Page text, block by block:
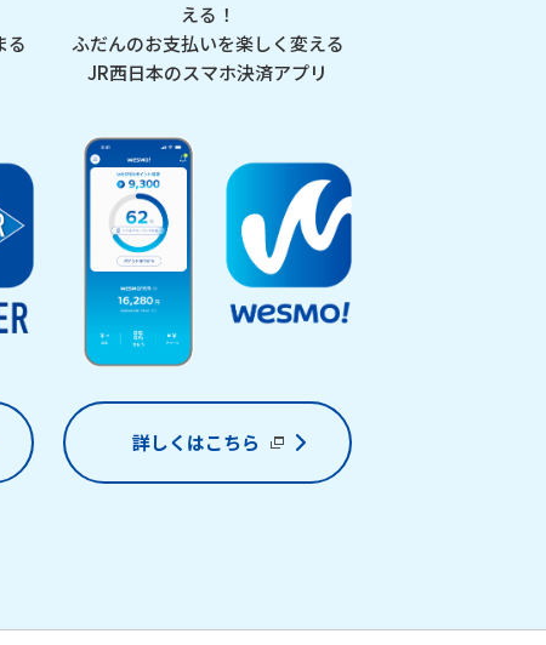
る
える！
ふだんのお支払いを楽しく変える
JR西日本のスマホ決済アプリ
詳しくはこちら